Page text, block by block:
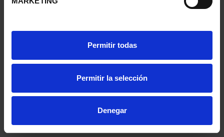
Permitir todas
Permitir la selección
Denegar